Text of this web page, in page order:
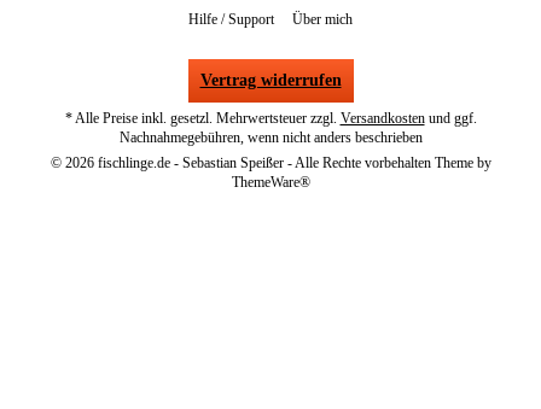
Hilfe / Support Über mich
Vertrag widerrufen
* Alle Preise inkl. gesetzl. Mehrwertsteuer zzgl. Versandkostenund ggf.
Nachnahmegebühren, wenn nicht anders beschrieben
© 2026 fischlinge.de - Sebastian Speißer - Alle Rechte vorbehalten Theme by
ThemeWare®